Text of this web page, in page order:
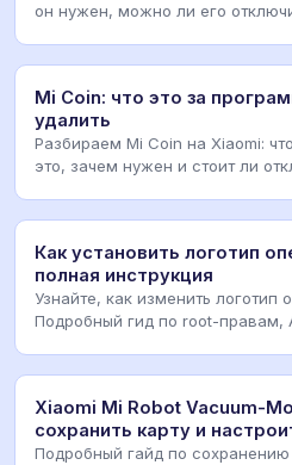
он нужен, можно ли его
Mi Coin: что это за
удалить
Разбираем Mi Coin на Xiaomi:
это, зачем нужен и стоит ли
Как установить логотип
полная инструкция
Узнайте, как изменить логотип
Подробный гид по root-правам,
Xiaomi Mi Robot Vacuum-
сохранить карту и
Подробный гайд по сохранению